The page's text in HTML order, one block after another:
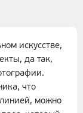
искусстве,
да так,
что
линией, можно